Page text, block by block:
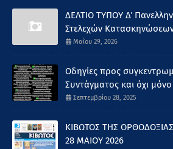
ΔΕΛΤΙΟ ΤΥΠΟΥ Δ΄
Στελεχών
Μαΐου 29, 2026
Οδηγίες προς
Συντάγματος και όχι μόνο
Σεπτεμβρίου 28, 2025
ΚΙΒΩΤΟΣ ΤΗΣ
28 ΜΑΙΟΥ 2026